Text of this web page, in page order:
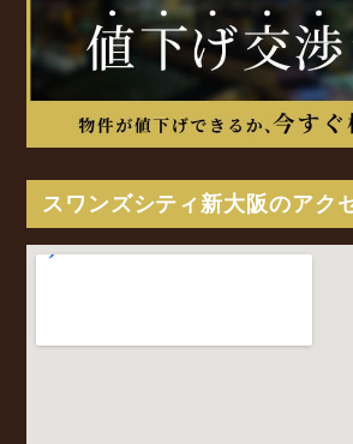
スワンズシティ新大阪のアク